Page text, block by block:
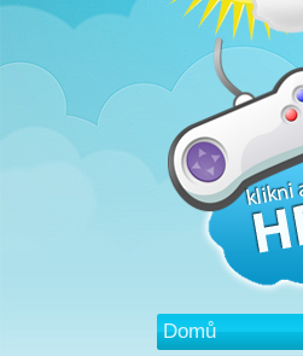
Domů